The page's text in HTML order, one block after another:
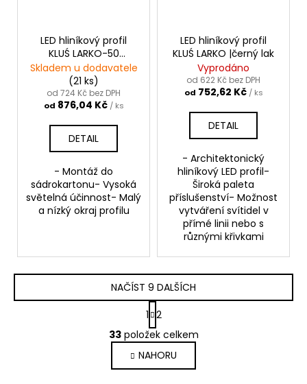
LED hliníkový profil
KLUŚ LARKO-50
|stříbrná anoda
Skladem u dodavatele
(21 ks)
od 724 Kč bez DPH
od 876,04 Kč / ks
DETAIL
- Montáž do
sádrokartonu- Vysoká
světelná účinnost- Malý
a nízký okraj profilu
LED hliníkový profil
KLUŚ LARKO |černý lak
Vyprodáno
od 622 Kč bez DPH
od 752,62 Kč / ks
DETAIL
- Architektonický
hliníkový LED profil-
Široká paleta
příslušenství- Možnost
vytváření svítidel v
přímé linii nebo s
různými křivkami
O
v
l
á
NAČÍST 9 DALŠÍCH
S
t
r
á
n
k
1 2
33položek celkem
NAHORU